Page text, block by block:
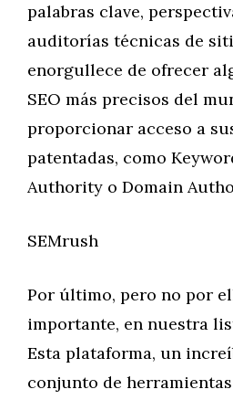
palabras clave,
auditorías técnicas de
enorgullece de ofrecer
SEO más precisos del
proporcionar acceso a
patentadas, como
Authority o Domain
SEMrush
Por último, pero no por
importante, en nuestra
Esta plataforma, un
conjunto de herramientas